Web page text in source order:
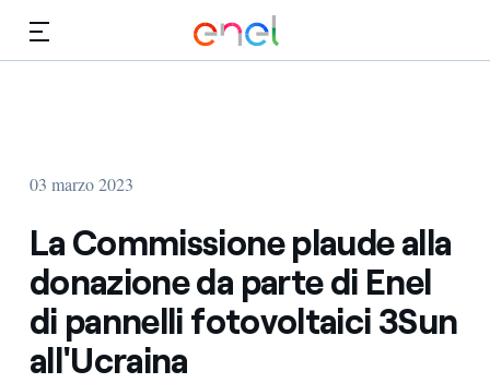
03 marzo 2023
La Commissione plaude alla
donazione da parte di Enel
di pannelli fotovoltaici 3Sun
all'Ucraina